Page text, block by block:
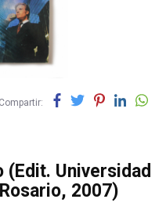
Compartir:
Universidad
2007)